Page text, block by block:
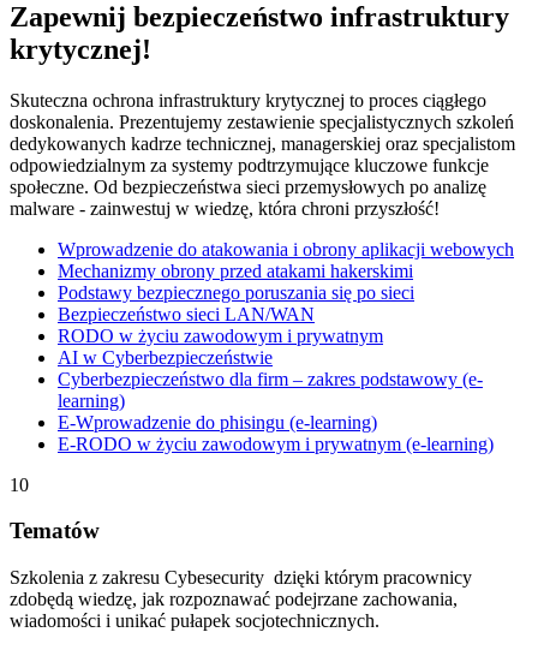
Zapewnij bezpieczeństwo infrastruktury
krytycznej!
Skuteczna ochrona infrastruktury krytycznej to proces ciągłego
doskonalenia. Prezentujemy zestawienie specjalistycznych szkoleń
dedykowanych kadrze technicznej, managerskiej oraz specjalistom
odpowiedzialnym za systemy podtrzymujące kluczowe funkcje
społeczne. Od bezpieczeństwa sieci przemysłowych po analizę
malware - zainwestuj w wiedzę, która chroni przyszłość!
Wprowadzenie do atakowania i obrony aplikacji webowych
Mechanizmy obrony przed atakami hakerskimi
Podstawy bezpiecznego poruszania się po sieci
Bezpieczeństwo sieci LAN/WAN
RODO w życiu zawodowym i prywatnym
AI w Cyberbezpieczeństwie
Cyberbezpieczeństwo dla firm – zakres podstawowy (e-
learning)
E-Wprowadzenie do phisingu (e-learning)
E-RODO w życiu zawodowym i prywatnym (e-learning)
10
Tematów
Szkolenia z zakresu Cybesecurity dzięki którym pracownicy
zdobędą wiedzę, jak rozpoznawać podejrzane zachowania,
wiadomości i unikać pułapek socjotechnicznych.